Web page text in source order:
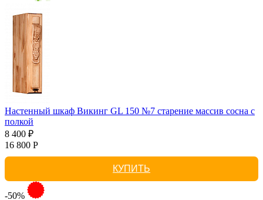
Настенный шкаф Викинг GL 150 №7 старение массив сосна с
полкой
8 400 ₽
16 800 Р
КУПИТЬ
-50%